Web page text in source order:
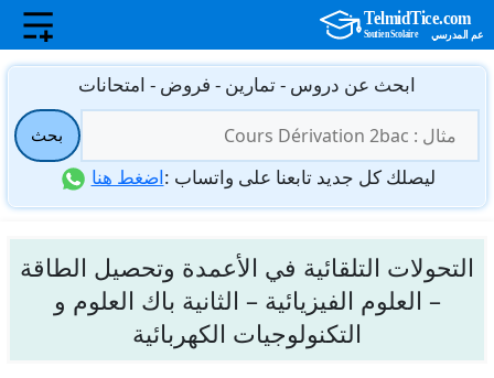
انتقل
المحتوى
ابحث عن دروس - تمارين - فروض - امتحانات
عن:
بحث
ليصلك كل جديد تابعنا على واتساب :اضغط هنا
التحولات التلقائية في الأعمدة وتحصيل الطاقة
– العلوم الفيزيائية – الثانية باك العلوم و
التكنولوجيات الكهربائية